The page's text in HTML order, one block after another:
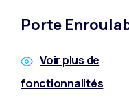
Porte
Voir plus de
fonctionnalités